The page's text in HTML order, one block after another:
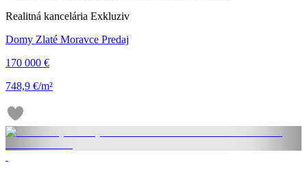
Realitná kancelária Exkluziv
Domy Zlaté Moravce Predaj
170 000 €
748,9 €/m²